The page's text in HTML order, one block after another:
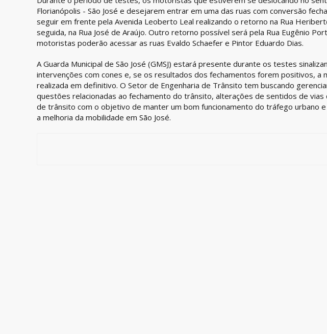
Florianópolis - São José e desejarem entrar em uma das ruas com conversão
seguir em frente pela Avenida Leoberto Leal realizando o retorno na Rua
seguida, na Rua José de Araújo. Outro retorno possível será pela Rua Eugênio
motoristas poderão acessar as ruas Evaldo Schaefer e Pintor Eduardo Dias.
A Guarda Municipal de São José (GMSJ) estará presente durante os testes
intervenções com cones e, se os resultados dos fechamentos forem positivos, a
realizada em definitivo. O Setor de Engenharia de Trânsito tem buscando
questões relacionadas ao fechamento do trânsito, alterações de sentidos de vias
de trânsito com o objetivo de manter um bom funcionamento do tráfego urbano
a melhoria da mobilidade em São José.